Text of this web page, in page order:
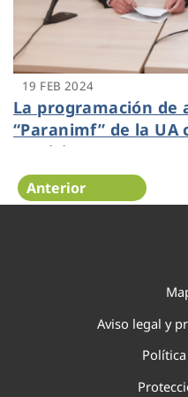
19 FEB 2024
La programación de
“Paranimf” de la
servicio para
auditiva
Anterior
Aviso legal y